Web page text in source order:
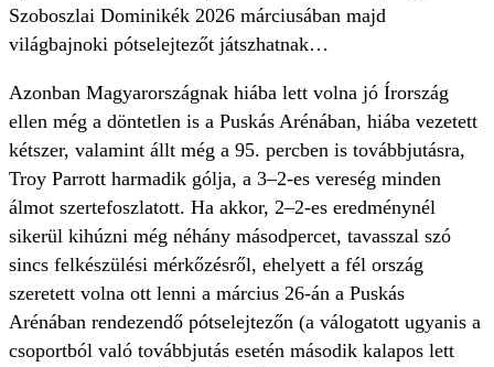
Szoboszlai Dominikék 2026 márciusában majd
világbajnoki pótselejtezőt játszhatnak…
Azonban Magyarországnak hiába lett volna jó Írország
ellen még a döntetlen is a Puskás Arénában, hiába vezetett
kétszer, valamint állt még a 95. percben is továbbjutásra,
Troy Parrott harmadik gólja, a 3–2-es vereség minden
álmot szertefoszlatott. Ha akkor, 2–2-es eredménynél
sikerül kihúzni még néhány másodpercet, tavasszal szó
sincs felkészülési mérkőzésről, ehelyett a fél ország
szeretett volna ott lenni a március 26-án a Puskás
Arénában rendezendő pótselejtezőn (a válogatott ugyanis a
csoportból való továbbjutás esetén második kalapos lett